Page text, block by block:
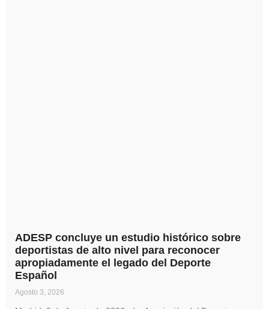
ADESP concluye un estudio histórico sobre
deportistas de alto nivel para reconocer
apropiadamente el legado del Deporte
Español
Agosto 3, 2026